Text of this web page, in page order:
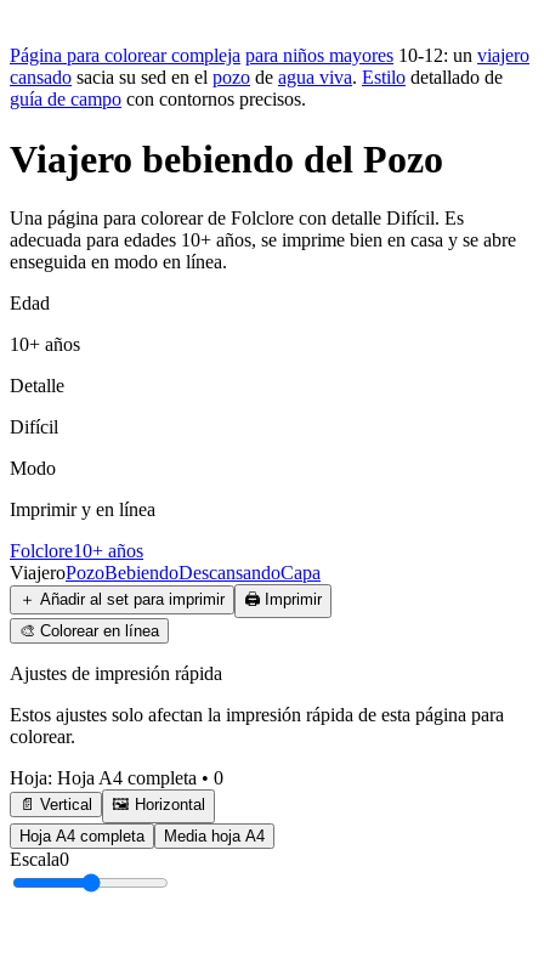
Página para colorear compleja para niños mayores 10-12: un viajero
cansado sacia su sed en el pozo de agua viva. Estilo detallado de
guía de campo con contornos precisos.
Viajero bebiendo del Pozo
Una página para colorear de Folclore con detalle Difícil. Es
adecuada para edades 10+ años, se imprime bien en casa y se abre
enseguida en modo en línea.
Edad
10+ años
Detalle
Difícil
Modo
Imprimir y en línea
Folclore10+ años
ViajeroPozoBebiendoDescansandoCapa
＋ Añadir al set para imprimir 🖨️ Imprimir
🎨 Colorear en línea
Ajustes de impresión rápida
Estos ajustes solo afectan la impresión rápida de esta página para
colorear.
Hoja: Hoja A4 completa • 0
📄 Vertical
🖼️ Horizontal
Hoja A4 completa
Media hoja A4
Escala0